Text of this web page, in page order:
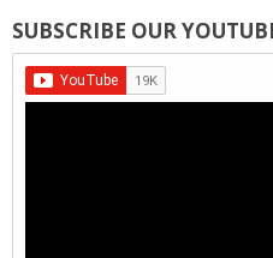
SUBSCRIBE OUR